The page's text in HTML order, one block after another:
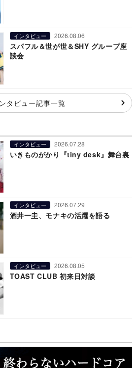
インタビュー 2026.08.06
スパフル＆世が世＆SHY グループ座
談会
タビュー記事一覧
インタビュー 2026.07.28
いきものがかり『tiny desk』舞台裏
インタビュー 2026.07.29
酒井一圭、モナキの活躍を語る
インタビュー 2026.08.05
TOAST CLUB 初来日対談